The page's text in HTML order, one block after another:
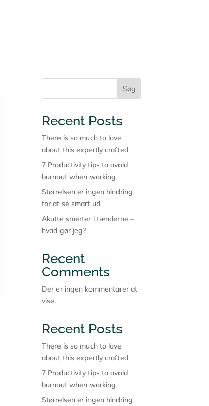
Søg
Recent Posts
There is so much to love
about this expertly crafted
7 Productivity tips to avoid
burnout when working
Størrelsen er ingen hindring
for at se smart ud
Akutte smerter i tænderne –
hvad gør jeg?
Recent
Comments
Der er ingen kommentarer at
vise.
Recent Posts
There is so much to love
about this expertly crafted
7 Productivity tips to avoid
burnout when working
Størrelsen er ingen hindring